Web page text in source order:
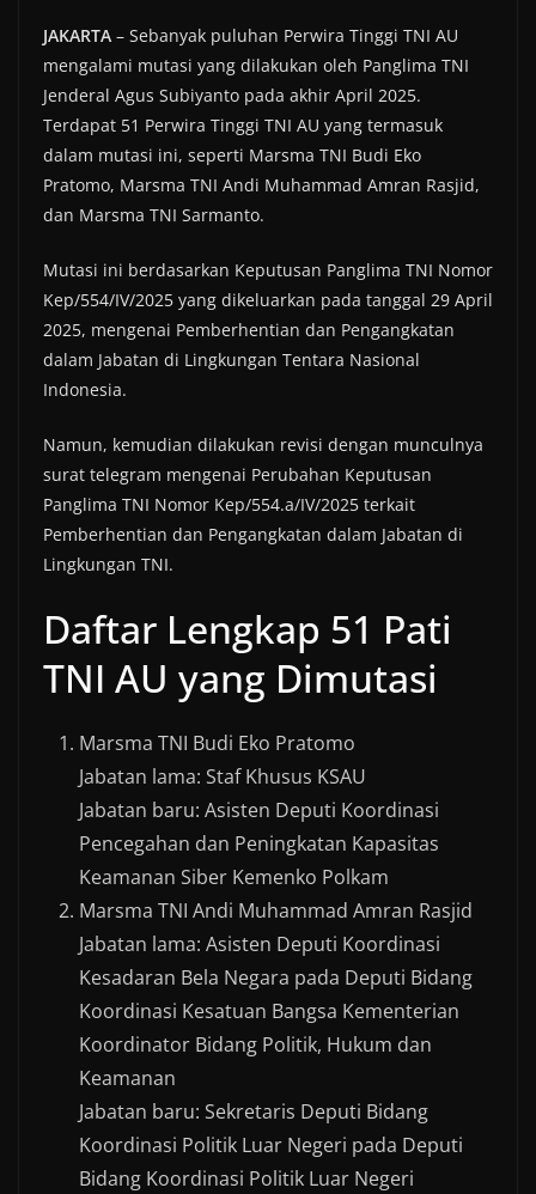
JAKARTA – Sebanyak puluhan Perwira Tinggi TNI AU
mengalami mutasi yang dilakukan oleh Panglima TNI
Jenderal Agus Subiyanto pada akhir April 2025.
Terdapat 51 Perwira Tinggi TNI AU yang termasuk
dalam mutasi ini, seperti Marsma TNI Budi Eko
Pratomo, Marsma TNI Andi Muhammad Amran Rasjid,
dan Marsma TNI Sarmanto.
Mutasi ini berdasarkan Keputusan Panglima TNI Nomor
Kep/554/IV/2025 yang dikeluarkan pada tanggal 29 April
2025, mengenai Pemberhentian dan Pengangkatan
dalam Jabatan di Lingkungan Tentara Nasional
Indonesia.
Namun, kemudian dilakukan revisi dengan munculnya
surat telegram mengenai Perubahan Keputusan
Panglima TNI Nomor Kep/554.a/IV/2025 terkait
Pemberhentian dan Pengangkatan dalam Jabatan di
Lingkungan TNI.
Daftar Lengkap 51 Pati
TNI AU yang Dimutasi
Marsma TNI Budi Eko Pratomo
Jabatan lama: Staf Khusus KSAU
Jabatan baru: Asisten Deputi Koordinasi
Pencegahan dan Peningkatan Kapasitas
Keamanan Siber Kemenko Polkam
Marsma TNI Andi Muhammad Amran Rasjid
Jabatan lama: Asisten Deputi Koordinasi
Kesadaran Bela Negara pada Deputi Bidang
Koordinasi Kesatuan Bangsa Kementerian
Koordinator Bidang Politik, Hukum dan
Keamanan
Jabatan baru: Sekretaris Deputi Bidang
Koordinasi Politik Luar Negeri pada Deputi
Bidang Koordinasi Politik Luar Negeri